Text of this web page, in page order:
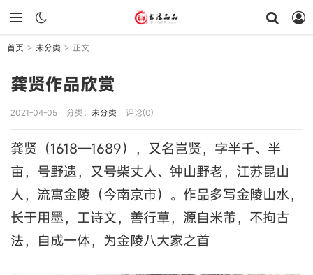
首页 > 未分类 > 正文
龚贤作品欣赏
2021-04-05 分类： 未分类 评论(0)
龚贤（1618—1689），又名岂贤，字半千、半
亩，号野遗，又号柴丈人、钟山野老，江苏昆山
人，流寓金陵（今南京市）。作品多写金陵山水，
长于用墨，工诗文，善行草，源自米芾，不拘古
法，自成一体，为金陵八大家之首